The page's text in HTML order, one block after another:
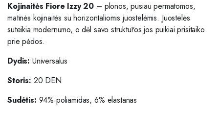
Kojinaitės Fiore Izzy 20 – plonos, pusiau permatomos,
matinės kojinaitės su horizontaliomis juostelėmis. Juostelės
suteikia modernumo, o dėl savo struktūros jos puikiai prisitaiko
prie pėdos.
Dydis: Universalus
Storis: 20 DEN
Sudėtis: 94% poliamidas, 6% elastanas